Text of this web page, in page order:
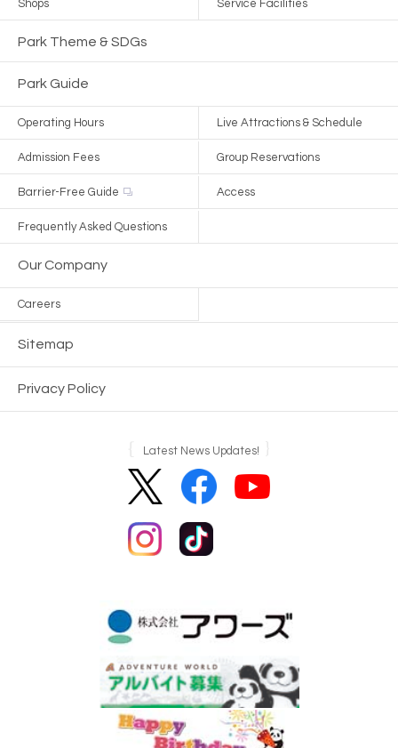
Shops Service Facilities
Park Theme & SDGs
Park Guide
Operating Hours Live Attractions & Schedule
Admission Fees Group Reservations
Barrier-Free Guide Access
Frequently Asked Questions
Our Company
Careers
Sitemap
Privacy Policy
Latest News Updates!